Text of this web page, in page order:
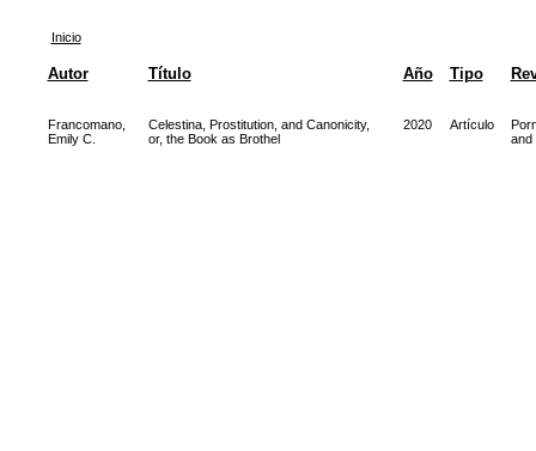
Inicio
Autor Título Año Tipo
Francomano,
Emily C.
Celestina, Prostitution, and Canonicity,
or, the Book as Brothel
2020 Artículo
and